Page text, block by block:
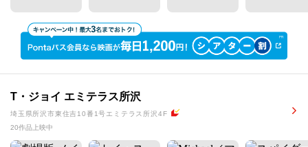
T・ジョイ エミテラス所沢
埼玉県所沢市東住吉10番1号エミテラス所沢4F
20作品上映中